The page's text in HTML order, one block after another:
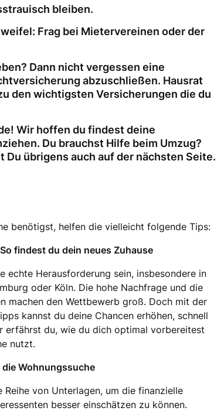
bleiben.
Frag bei Mietervereinen oder der
Dann nicht vergessen eine
abzuschließen. Hausrat
den wichtigsten Versicherungen die du
Wir hoffen du findest deine
Du brauchst Hilfe beim Umzug?
übrigens auch auf der nächsten Seite.
benötigst, helfen die vielleicht folgende Tips:
findest du dein neues Zuhause
echte Herausforderung sein, insbesondere in
oder Köln. Die hohe Nachfrage und die
machen den Wettbewerb groß. Doch mit der
kannst du deine Chancen erhöhen, schnell
erfährst du, wie du dich optimal vorbereitest
nutzt.
Wohnungssuche
von Unterlagen, um die finanzielle
besser einschätzen zu können.